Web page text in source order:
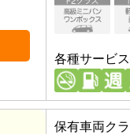
各種サービス
保有車両ク